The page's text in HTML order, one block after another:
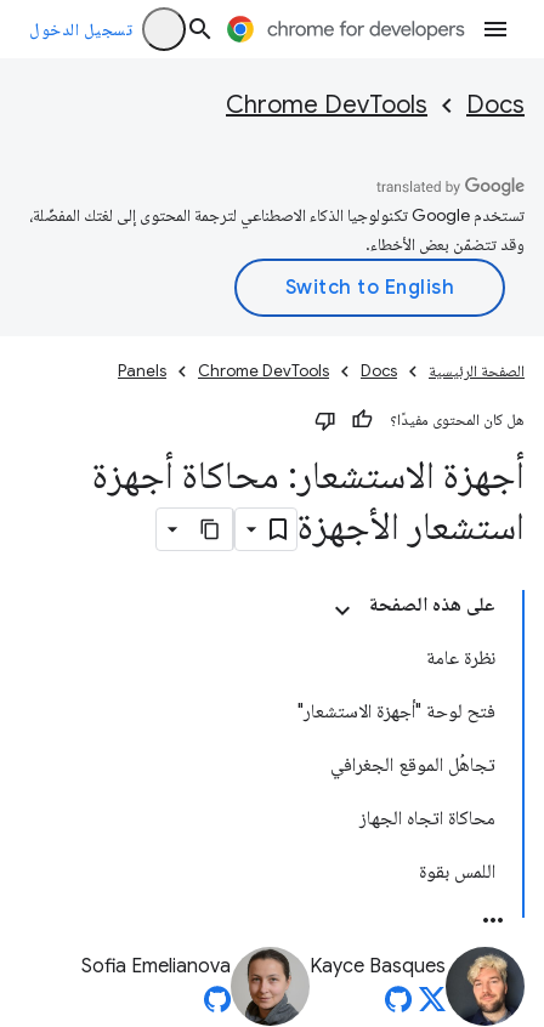
تسجيل الدخول
Docs
Chrome DevTools
تستخدم Google تكنولوجيا الذكاء الاصطناعي لترجمة المحتوى إلى لغتك المفضّلة،
وقد تتضمّن بعض الأخطاء.
الصفحة الرئيسية Docs
Chrome DevTools
Panels
هل كان المحتوى مفيدًا؟
أجهزة الاستشعار: محاكاة أجهزة
استشعار الأجهزة
على هذه الصفحة
نظرة عامة
فتح لوحة "أجهزة الاستشعار"
تجاهُل الموقع الجغرافي
محاكاة اتجاه الجهاز
اللمس بقوة
Kayce Basques
Sofia Emelianova